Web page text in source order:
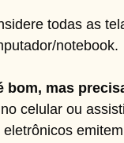
todas as
notebook.
bom, mas
celular ou